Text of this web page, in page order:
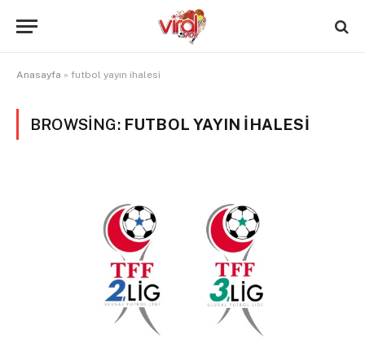
Anasayfa » futbol yayın ihalesi
BROWSING: FUTBOL YAYIN IHALESI